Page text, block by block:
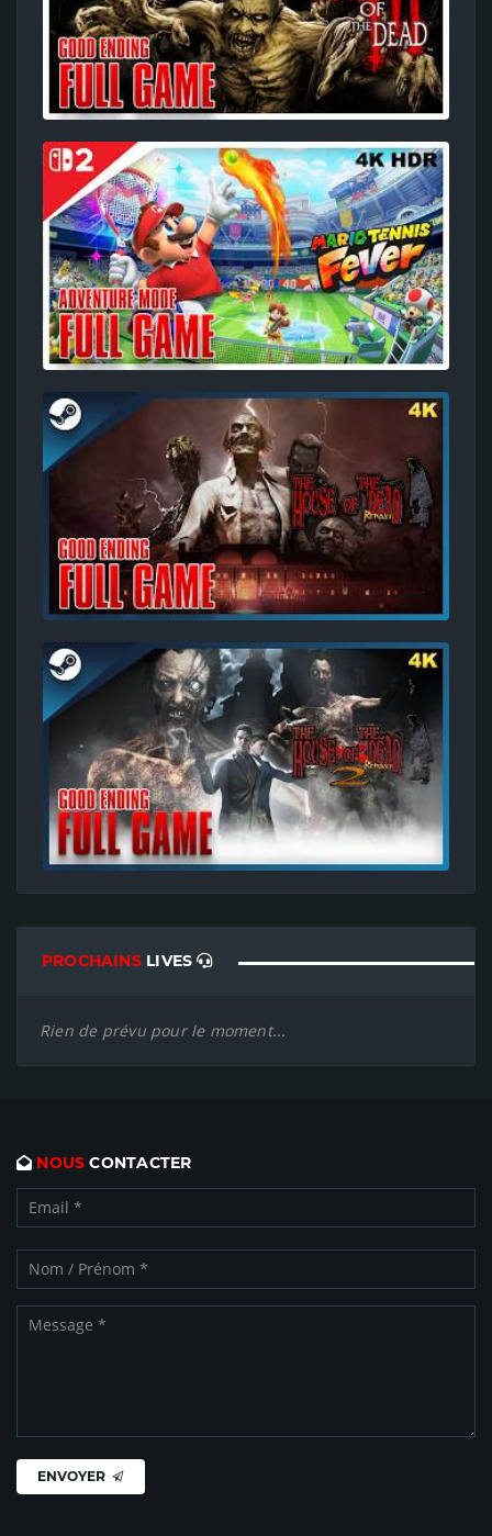
PROCHAINSLIVES
Rien de prévu pour le moment...
NOUS CONTACTER
ENVOYER